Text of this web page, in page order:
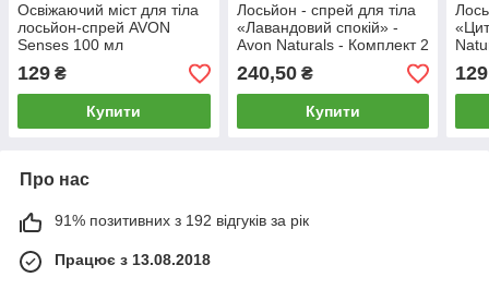
Освіжаючий міст для тіла
лосьйон-спрей AVON
Senses 100 мл
129 ₴
Купити
Лосьйон - спрей для тіла
«Лавандовий спокій» -
Avon Naturals - Комплект 2
шт в новому дизайні
240,50₴
Купити
129
Про нас
91% позитивних з 192 відгуків за рік
Працює з 13.08.2018